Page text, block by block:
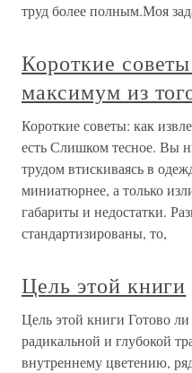
труд более полным.Моя
Короткие
максимум из
Короткие советы: как
есть Слишком тесное. Вы
трудом втискиваясь в
миниатюрнее, а только
габариты и недостатки.
стандартизированы, то,
Цель этой книги
Цель этой книги Готово ли
радикальной и глубокой
внутреннему цветению,